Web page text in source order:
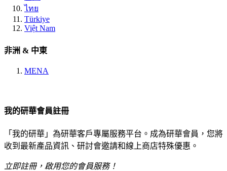
ไทย
Türkiye
Việt Nam
非洲 & 中東
MENA
我的研華會員註冊
「我的研華」為研華客戶專屬服務平台。成為研華會員，您將
收到最新產品資訊、研討會邀請和線上商店特殊優惠。
立即註冊，啟用您的會員服務！